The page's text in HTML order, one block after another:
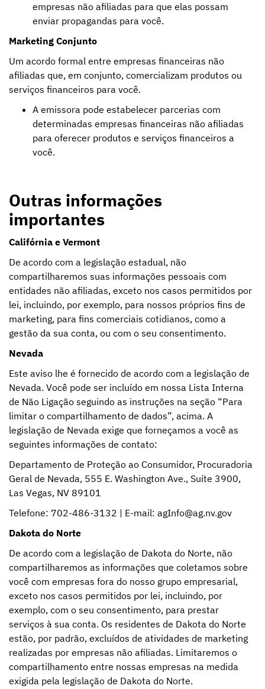
empresas não afiliadas para que elas possam
enviar propagandas para você.
Marketing Conjunto
Um acordo formal entre empresas financeiras não
afiliadas que, em conjunto, comercializam produtos ou
serviços financeiros para você.
A emissora pode estabelecer parcerias com
determinadas empresas financeiras não afiliadas
para oferecer produtos e serviços financeiros a
você.
Outras informações
importantes
Califórnia e Vermont
De acordo com a legislação estadual, não
compartilharemos suas informações pessoais com
entidades não afiliadas, exceto nos casos permitidos por
lei, incluindo, por exemplo, para nossos próprios fins de
marketing, para fins comerciais cotidianos, como a
gestão da sua conta, ou com o seu consentimento.
Nevada
Este aviso lhe é fornecido de acordo com a legislação de
Nevada. Você pode ser incluído em nossa Lista Interna
de Não Ligação seguindo as instruções na seção “Para
limitar o compartilhamento de dados”, acima. A
legislação de Nevada exige que forneçamos a você as
seguintes informações de contato:
Departamento de Proteção ao Consumidor, Procuradoria
Geral de Nevada, 555 E. Washington Ave., Suíte 3900,
Las Vegas, NV 89101
Telefone: 702-486-3132 | E-mail: agInfo@ag.nv.gov
Dakota do Norte
De acordo com a legislação de Dakota do Norte, não
compartilharemos as informações que coletamos sobre
você com empresas fora do nosso grupo empresarial,
exceto nos casos permitidos por lei, incluindo, por
exemplo, com o seu consentimento, para prestar
serviços à sua conta. Os residentes de Dakota do Norte
estão, por padrão, excluídos de atividades de marketing
realizadas por empresas não afiliadas. Limitaremos o
compartilhamento entre nossas empresas na medida
exigida pela legislação de Dakota do Norte.